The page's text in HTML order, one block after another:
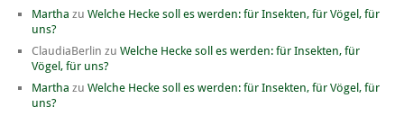
Martha zu Welche Hecke soll es werden: für Insekten, für Vögel, für
uns?
ClaudiaBerlin zu Welche Hecke soll es werden: für Insekten, für
Vögel, für uns?
Martha zu Welche Hecke soll es werden: für Insekten, für Vögel, für
uns?